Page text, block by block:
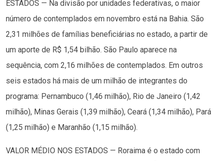
ESTADOS — Na divisão por unidades federativas, o maior
número de contemplados em novembro está na Bahia. São
2,31 milhões de famílias beneficiárias no estado, a partir de
um aporte de R$ 1,54 bilhão. São Paulo aparece na
sequência, com 2,16 milhões de contemplados. Em outros
seis estados há mais de um milhão de integrantes do
programa: Pernambuco (1,46 milhão), Rio de Janeiro (1,42
milhão), Minas Gerais (1,39 milhão), Ceará (1,34 milhão), Pará
(1,25 milhão) e Maranhão (1,15 milhão).
VALOR MÉDIO NOS ESTADOS — Roraima é o estado com